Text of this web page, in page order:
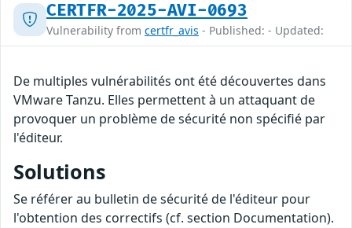
CERTFR-2025-AVI-0693
Vulnerability from certfr_avis - Published: - Updated:
De multiples vulnérabilités ont été découvertes dans
VMware Tanzu. Elles permettent à un attaquant de
provoquer un problème de sécurité non spécifié par
l'éditeur.
Solutions
Se référer au bulletin de sécurité de l'éditeur pour
l'obtention des correctifs (cf. section Documentation).